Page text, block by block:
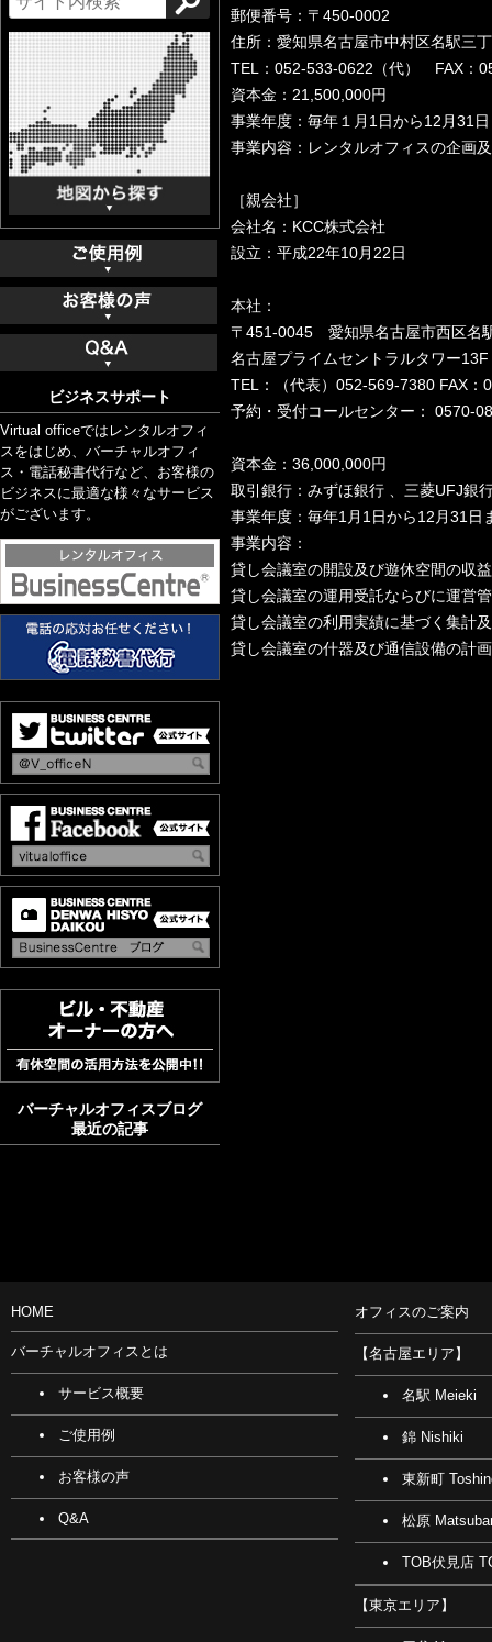
郵便番号：〒450-0002
住所：愛知県名古屋市中村区名駅三
TEL：052-533-0622（代） FAX：
資本金：21,500,000円
事業年度：毎年１月1日から12月31
事業内容：レンタルオフィスの企画
［親会社］
会社名：KCC株式会社
設立：平成22年10月22日
本社：
〒451-0045 愛知県名古屋市西区
名古屋プライムセントラルタワー13F
TEL：（代表）052-569-7380 FAX：
予約・受付コールセンター： 0570-
資本金：36,000,000円
取引銀行：みずほ銀行 、三菱UFJ銀
事業年度：毎年1月1日から12月31日
事業内容：
貸し会議室の開設及び遊休空間の収
貸し会議室の運用受託ならびに運営
貸し会議室の利用実績に基づく集計
貸し会議室の什器及び通信設備の計
ビジネスサポート
Virtual officeではレンタルオフィ
スをはじめ、バーチャルオフィ
ス・電話秘書代行など、お客様の
ビジネスに最適な様々なサービス
がございます。
バーチャルオフィスブログ
最近の記事
HOME
バーチャルオフィスとは
サービス概要
ご使用例
お客様の声
Q&A
オフィスのご案内
【名古屋エリア】
名駅 Meieki
錦 Nishiki
東新町
松原
TOB伏見店
【東京エリア】